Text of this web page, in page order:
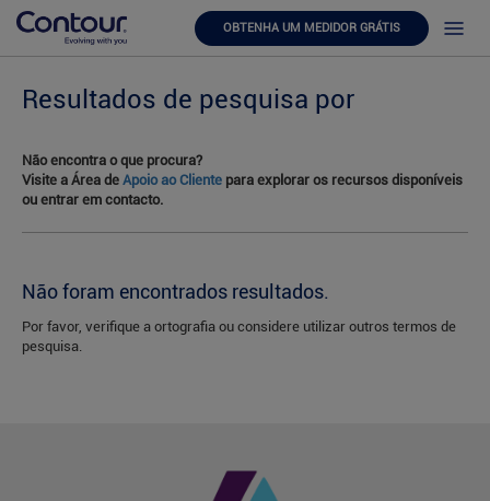
OBTENHA UM MEDIDOR GRÁTIS
Resultados de pesquisa por
Não encontra o que procura?
Visite a Área de Apoio ao Cliente para explorar os recursos disponíveis
ou entrar em contacto.
Não foram encontrados resultados.
Por favor, verifique a ortografia ou considere utilizar outros termos de
pesquisa.